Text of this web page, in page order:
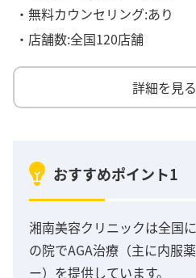
・無料カウンセリング:あり
・店舗数:全国120店舗
詳細を見る
おすすめポイント1
湘南美容クリニックは全国
の院でAGA治療（主に内服
ー）を提供しています。